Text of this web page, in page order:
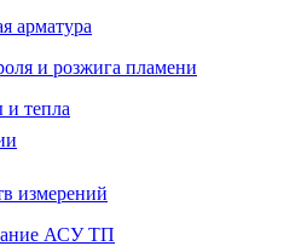
арматура
и розжига пламени
тепла
измерений
АСУ ТП